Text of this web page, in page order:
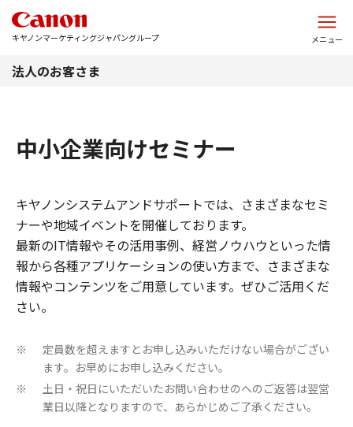
キヤノンマーケティングジャパングループ メニュー
法人のお客さま
中小企業向けセミナー
キヤノンシステムアンドサポートでは、さまざまなセミ
ナーや地域イベントを開催しております。
最新のIT情報やその活用事例、経営ノウハウといった情
報から各種アプリケーションの使い方まで、さまざまな
情報やコンテンツをご用意しています。ぜひご活用くだ
さい。
※
定員数を超えますとお申し込みいただけない場合がござい
ます。お早めにお申し込みください。
※
土日・祝日にいただいたお問い合わせのへのご返答は翌営
業日以降となりますので、あらかじめご了承ください。